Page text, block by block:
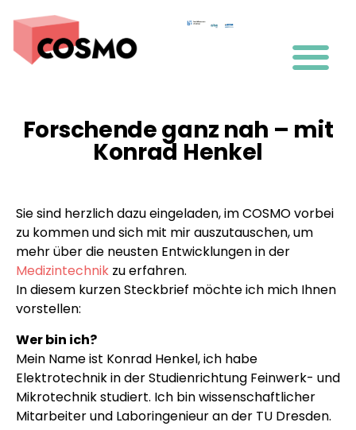
Forschende ganz nah – mit
Konrad Henkel
Sie sind herzlich dazu eingeladen, im COSMO vorbei
zu kommen und sich mit mir auszutauschen, um
mehr über die neusten Entwicklungen in der
Medizintechnik zu erfahren.
In diesem kurzen Steckbrief möchte ich mich Ihnen
vorstellen:
Wer bin ich?
Mein Name ist Konrad Henkel, ich habe
Elektrotechnik in der Studienrichtung Feinwerk- und
Mikrotechnik studiert. Ich bin wissenschaftlicher
Mitarbeiter und Laboringenieur an der TU Dresden.